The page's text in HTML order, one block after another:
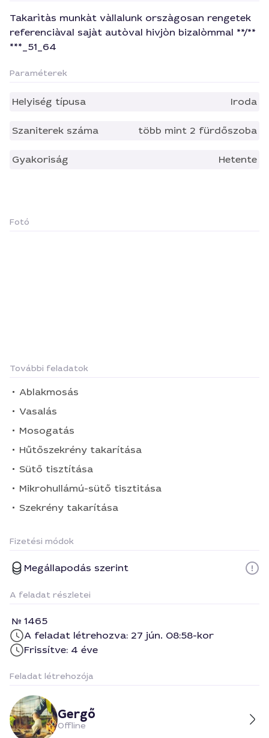
Takarìtàs munkàt vàllalunk orszàgosan rengetek
referenciàval sajàt autòval hivjòn bizalòmmal **/**
***_51_64
Paraméterek
Helyiség típusa Iroda
Szaniterek száma több mint 2 fürdőszoba
Gyakoriság Hetente
Fotó
További feladatok
Ablakmosás
Vasalás
Mosogatás
Hűtőszekrény takarítása
Sütő tisztítása
Mikrohullámú-sütő tisztitása
Szekrény takarítása
Fizetési módok
Megállapodás szerint
A feladat részletei
1465
A feladat létrehozva: 27 jún. 08:58-kor
Frissítve: 4 éve
Feladat létrehozója
Gergő
Offline